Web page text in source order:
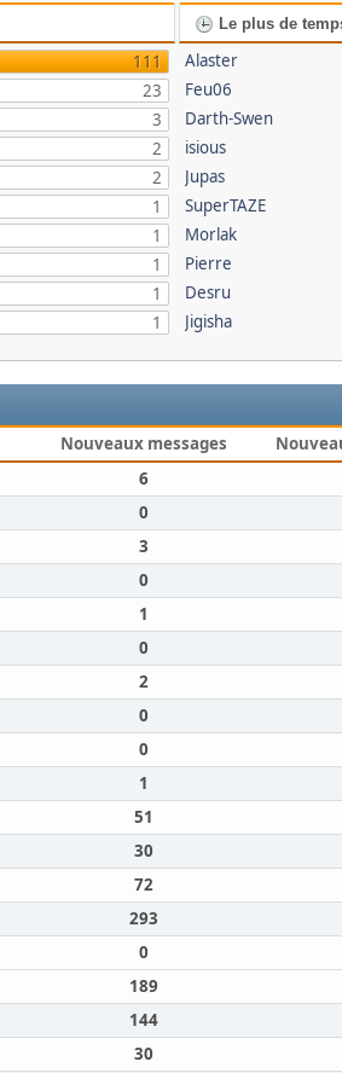
111
23
3
2
2
1
1
1
1
1
Le plus de
Alaster
Feu06
Darth-Swen
isious
Jupas
SuperTAZE
Morlak
Pierre
Desru
Jigisha
Nouveaux messages
6
0
3
0
1
0
2
0
0
1
51
30
72
293
0
189
144
30